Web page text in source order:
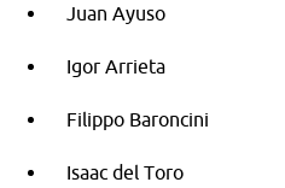
Juan Ayuso
Igor Arrieta
Filippo Baroncini
Isaac del Toro